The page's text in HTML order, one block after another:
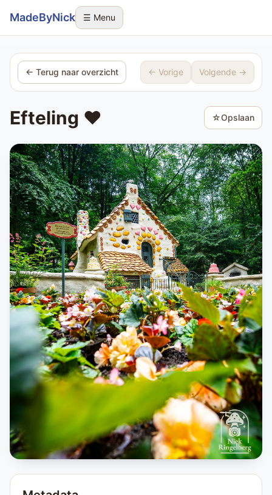
Sla navigatie over
MadeByNick ☰ Menu
← Terug naar overzicht ← Vorige Volgende →
Efteling ❤️ ☆Opslaan